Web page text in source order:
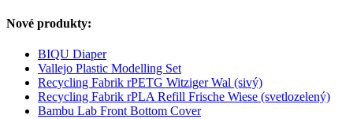
Nové produkty:
BIQU Diaper
Vallejo Plastic Modelling Set
Recycling Fabrik rPETG Witziger Wal (sivý)
Recycling Fabrik rPLA Refill Frische Wiese (svetlozelený)
Bambu Lab Front Bottom Cover